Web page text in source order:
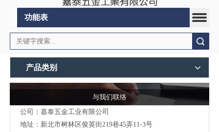
功能表
产品类别
与我们联络
公司：嘉泰五金工业有限公司
地址： 新北市树林区俊英街219巷45弄11-3号